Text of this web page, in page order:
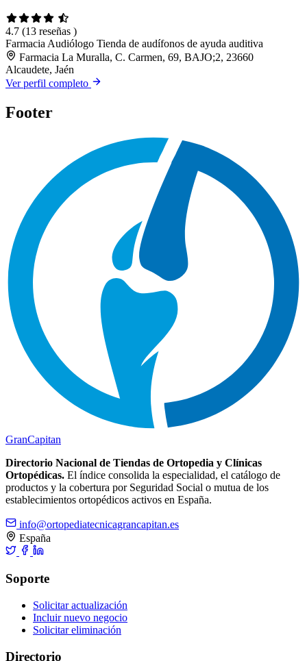
4.7 (13 reseñas )
Farmacia Audiólogo Tienda de audífonos de ayuda auditiva
Farmacia La Muralla, C. Carmen, 69, BAJO;2, 23660
Alcaudete, Jaén
Ver perfil completo
Footer
GranCapitan
Directorio Nacional de Tiendas de Ortopedia y Clínicas
Ortopédicas. El índice consolida la especialidad, el catálogo de
productos y la cobertura por Seguridad Social o mutua de los
establecimientos ortopédicos activos en España.
info@ortopediatecnicagrancapitan.es
España
Soporte
Solicitar actualización
Incluir nuevo negocio
Solicitar eliminación
Directorio